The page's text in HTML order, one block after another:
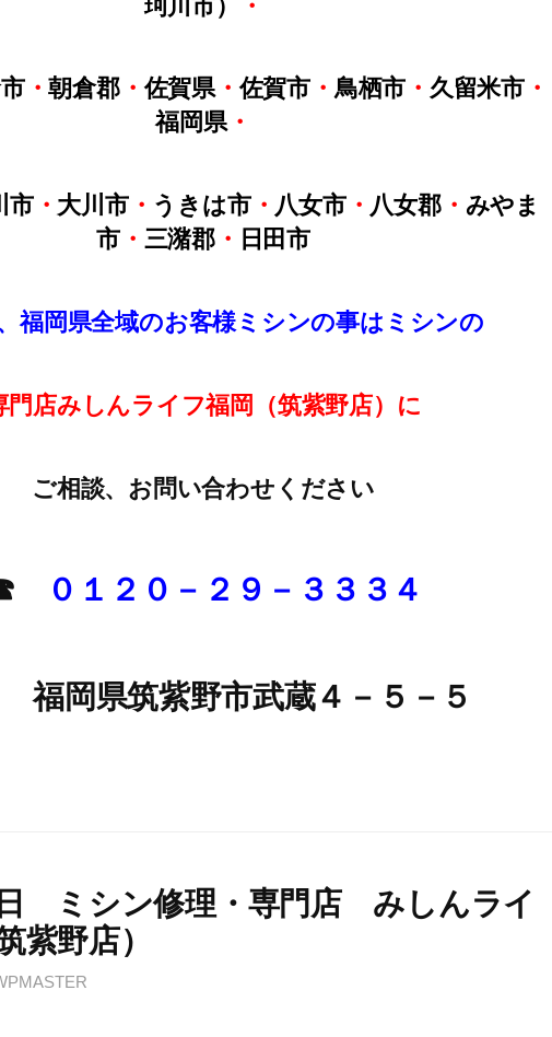
珂川市）
・
・朝倉郡・佐賀県・佐賀市・ 鳥栖市 ・ 久留米市・
福岡県・
市・ 大川市・ うきは市・ 八女市・ 八女郡・ みやま
市・ 三潴郡・ 日田市
福岡県全域のお客様ミシンの事はミシンの
門店みしんライフ福岡（筑紫野店）に
ご相談、お問い合わせください
０１２０－２９－３３３４
福岡県筑紫野市武蔵４－５－５
ミシン修理・専門店 みしんライ
紫野店）